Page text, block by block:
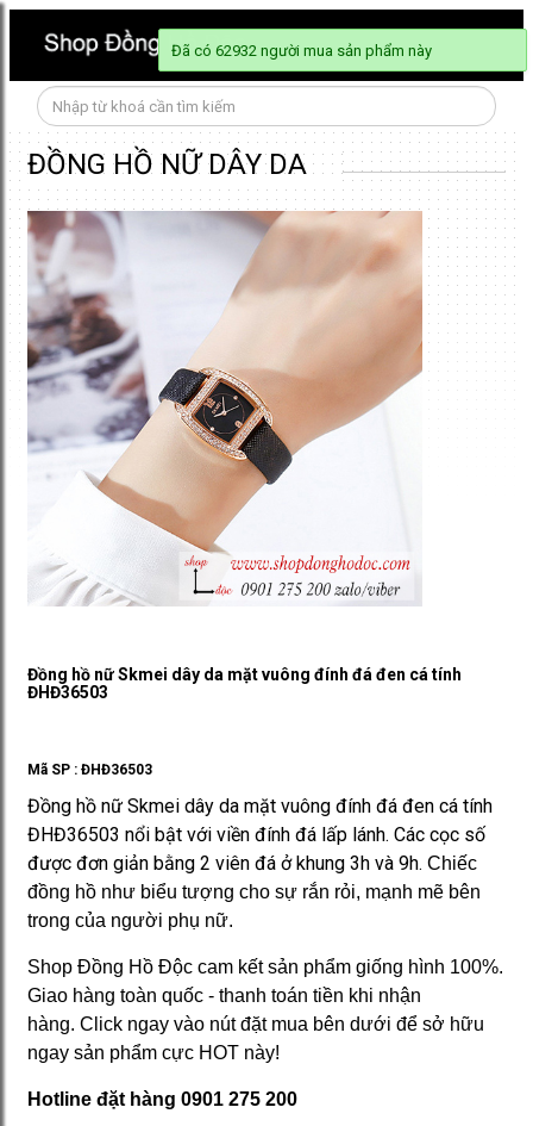
ĐỒNG HỒ NỮ DÂY DA
Đồng hồ nữ Skmei dây da mặt vuông đính đá đen cá tính
ĐHĐ36503
Mã SP : ĐHĐ36503
Đồng hồ nữ Skmei dây da mặt vuông đính đá đen cá tính
ĐHĐ36503 nổi bật với viền đính đá lấp lánh. Các cọc số
được đơn giản bằng 2 viên đá ở khung 3h và 9h. Chiếc
đồng hồ như biểu tượng cho sự rắn rỏi, mạnh mẽ bên
trong của người phụ nữ.
Shop Đồng Hồ Độc cam kết sản phẩm giống hình 100%.
Giao hàng toàn quốc - thanh toán tiền khi nhận
hàng. Click ngay vào nút đặt mua bên dưới để sở hữu
ngay sản phẩm cực HOT này!
Hotline đặt hàng 0901 275 200
Đã có 62932 người mua sản phẩm này